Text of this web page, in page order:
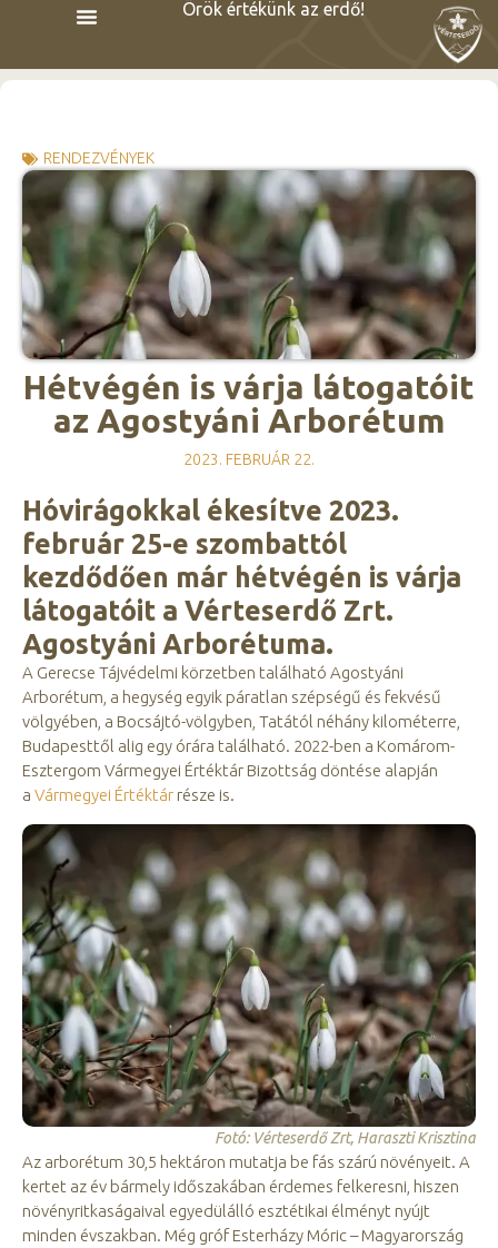
Örök értékünk az erdő!
RENDEZVÉNYEK
Hétvégén is várja látogatóit
az Agostyáni Arborétum
2023. FEBRUÁR 22.
Hóvirágokkal ékesítve 2023.
február 25-e szombattól
kezdődően már hétvégén is várja
látogatóit a Vérteserdő Zrt.
Agostyáni Arborétuma.
A Gerecse Tájvédelmi körzetben található Agostyáni
Arborétum, a hegység egyik páratlan szépségű és fekvésű
völgyében, a Bocsájtó-völgyben, Tatától néhány kilométerre,
Budapesttől alig egy órára található. 2022-ben a Komárom-
Esztergom Vármegyei Értéktár Bizottság döntése alapján
a Vármegyei Értéktár része is.
Fotó: Vérteserdő Zrt, Haraszti Krisztina
Az arborétum 30,5 hektáron mutatja be fás szárú növényeit. A
kertet az év bármely időszakában érdemes felkeresni, hiszen
növényritkaságaival egyedülálló esztétikai élményt nyújt
minden évszakban. Még gróf Esterházy Móric – Magyarország